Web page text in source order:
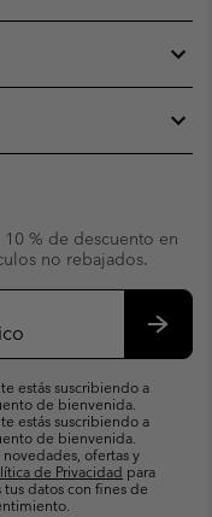
% de descuento en
no rebajados.
estás suscribiendo a
de bienvenida.
estás suscribiendo a
de bienvenida.
ofertas y
de Privacidad para
datos con fines de